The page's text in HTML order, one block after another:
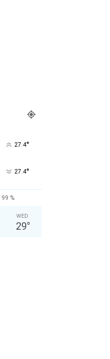
27.4°
27.4°
99 %
WED
29°